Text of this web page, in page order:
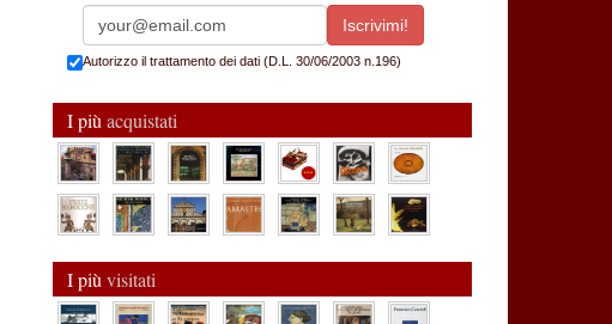
Autorizzo il trattamento dei dati (D.L. 30/06/2003 n.196)
I più acquistati
I più visitati